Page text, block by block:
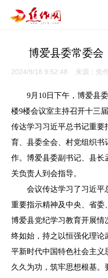
博爱县委常委会
2024/9/18 9:52:48 来源：焦
9月10日下午，博爱县委
楼9楼会议室主持召开十三
传达学习习近平总书记重要
育、县委全会、村党组织书
作。博爱县委副书记、县长
关负责人到会指导。
会议传达学习了习近平
重要指示精神及中央、省委
博爱县党纪学习教育开展情
终如始，持之以恒强化理论
平新时代中国特色社会主义
久久为功，筑牢思想根基